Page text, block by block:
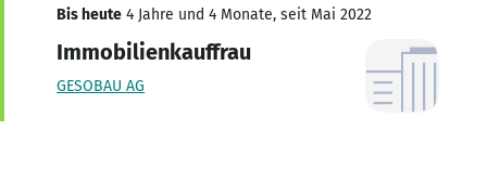
Bis heute 4 Jahre und 4 Monate, seit Mai 2022
Immobilienkauffrau
GESOBAU AG